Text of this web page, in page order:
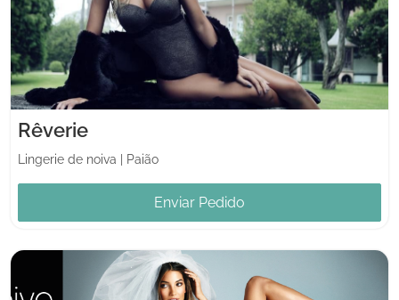
Rêverie
Lingerie de noiva Paião
Enviar Pedido